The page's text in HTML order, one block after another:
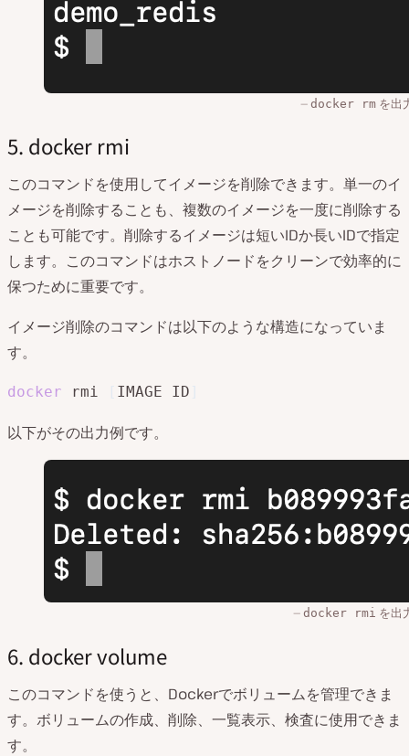
docker rm を出
5. docker rmi
このコマンドを使用してイメージを削除できます。単一のイ
メージを削除することも、複数のイメージを一度に削除する
ことも可能です。削除するイメージは短いIDか長いIDで指定
します。このコマンドはホストノードをクリーンで効率的に
保つために重要です。
イメージ削除のコマンドは以下のような構造になっていま
す。
docker rmi IMAGE ID
以下がその出力例です。
docker rmi を出
6. docker volume
このコマンドを使うと、Dockerでボリュームを管理できま
す。ボリュームの作成、削除、一覧表示、検査に使用できま
す。